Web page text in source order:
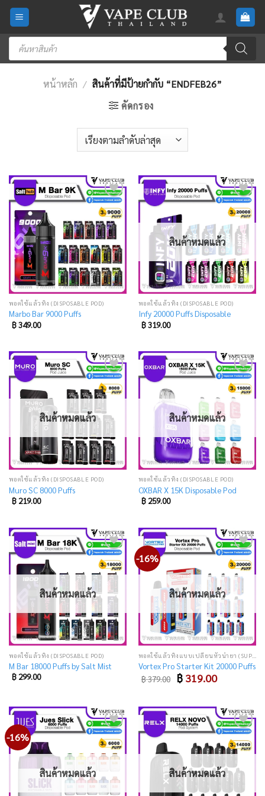
Skip
content
Products
search
หน้าหลัก / สินค้าที่มีป้ายกำกับ “ENDFEB26”
คัดกรอง
Add
to
wishlist
พอตใช้แล้วทิ้ง (DISPOSABLE POD)
Marbo Bar 9000 Puffs
฿349.00
Add
to
wishlist
สินค้าหมดแล้ว
พอตใช้แล้วทิ้ง (DISPOSABLE POD)
Infy 20000 Puffs Disposable
฿319.00
Add
to
wishlist
สินค้าหมดแล้ว
พอตใช้แล้วทิ้ง (DISPOSABLE POD)
Muro SC 8000 Puffs
฿219.00
Add
to
wishlist
สินค้าหมดแล้ว
พอตใช้แล้วทิ้ง (DISPOSABLE POD)
OXBAR X 15K Disposable Pod
฿259.00
Add
to
wishlist
สินค้าหมดแล้ว
พอตใช้แล้วทิ้ง (DISPOSABLE POD)
M Bar 18000 Puffs by Salt Mist
฿299.00
-16%
Add
to
wishlist
สินค้าหมดแล้ว
Vortex Pro Starter Kit 20000 Puffs
฿379.00 Original
price
฿ 319.00Current
price
-16%
Add
to
wishlist
สินค้าหมดแล้ว
Add
to
wishlist
สินค้าหมดแล้ว